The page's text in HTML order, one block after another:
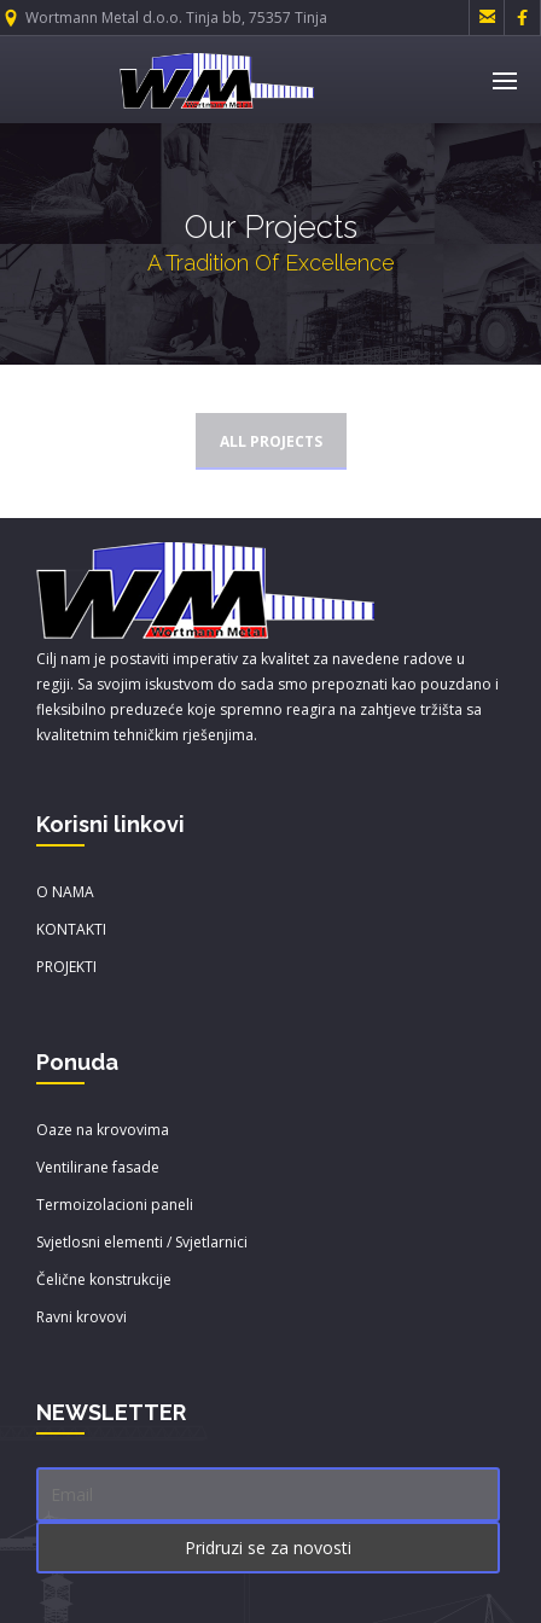
Wortmann Metal d.o.o. Tinja bb, 75357 Tinja  
Our Projects
A Tradition Of Excellence
ALL PROJECTS
Cilj nam je postaviti imperativ za kvalitet za navedene radove u
regiji. Sa svojim iskustvom do sada smo prepoznati kao pouzdano i
fleksibilno preduzeće koje spremno reagira na zahtjeve tržišta sa
kvalitetnim tehničkim rješenjima.
Korisni linkovi
O NAMA
KONTAKTI
PROJEKTI
Ponuda
Oaze na krovovima
Ventilirane fasade
Termoizolacioni paneli
Svjetlosni elementi / Svjetlarnici
Čelične konstrukcije
Ravni krovovi
NEWSLETTER